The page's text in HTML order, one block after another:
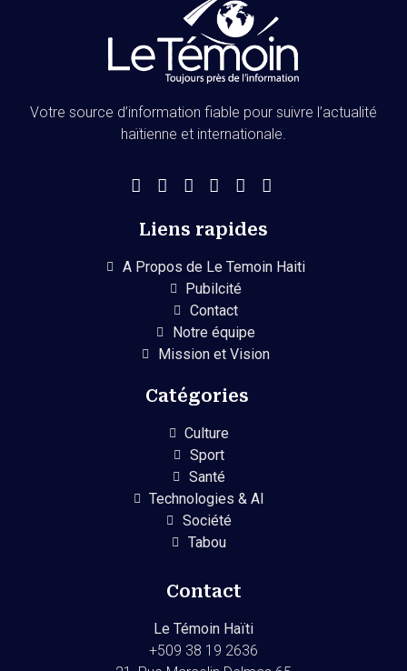
Votre source d’information fiable pour suivre l’actualité
haïtienne et internationale.
Liens rapides
A Propos de Le Temoin Haiti
Pubilcité
Contact
Notre équipe
Mission et Vision
Catégories
Culture
Sport
Santé
Technologies & AI
Société
Tabou
Contact
Le Témoin Haïti
+509 38 19 2636